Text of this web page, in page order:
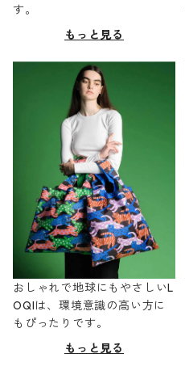
す。
もっと見る
おしゃれで地球にもやさしいL
OQIは、環境意識の高い方に
もぴったりです。
もっと見る